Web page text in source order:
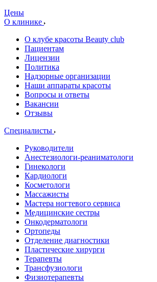
Цены
О клинике
О клубе красоты Beauty club
Пациентам
Лицензии
Политика
Надзорные организации
Наши аппараты красоты
Вопросы и ответы
Вакансии
Отзывы
Специалисты
Руководители
Анестезиологи-реаниматологи
Гинекологи
Кардиологи
Косметологи
Массажисты
Мастера ногтевого сервиса
Медицинские сестры
Онкодерматологи
Ортопеды
Отделение диагностики
Пластические хирурги
Терапевты
Трансфузиологи
Физиотерапевты